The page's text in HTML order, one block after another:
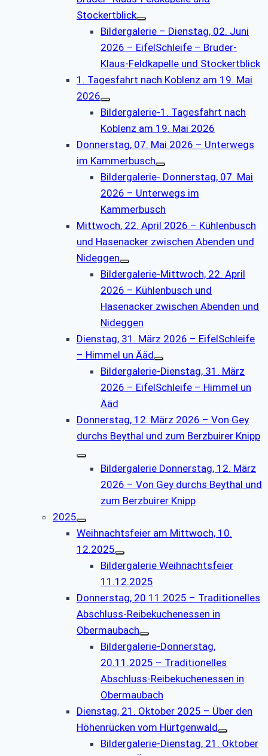
Stockertblick
Bildergalerie – Dienstag, 02. Juni
2026 – EifelSchleife – Bruder-
Klaus-Feldkapelle und Stockertblick
1. Tagesfahrt nach Koblenz am 19. Mai
2026
Bildergalerie-1. Tagesfahrt nach
Koblenz am 19. Mai 2026
Donnerstag, 07. Mai 2026 – Unterwegs
im Kammerbusch
Bildergalerie- Donnerstag, 07. Mai
2026 – Unterwegs im
Kammerbusch
Mittwoch, 22. April 2026 – Kühlenbusch
und Hasenacker zwischen Abenden und
Nideggen
Bildergalerie-Mittwoch, 22. April
2026 – Kühlenbusch und
Hasenacker zwischen Abenden und
Nideggen
Dienstag, 31. März 2026 – EifelSchleife
– Himmel un Ääd
Bildergalerie-Dienstag, 31. März
2026 – EifelSchleife – Himmel un
Ääd
Donnerstag, 12. März 2026 – Von Gey
durchs Beythal und zum Berzbuirer Knipp
Bildergalerie Donnerstag, 12. März
2026 – Von Gey durchs Beythal und
zum Berzbuirer Knipp
2025
Weihnachtsfeier am Mittwoch, 10.
12.2025
Bildergalerie Weihnachtsfeier
11.12.2025
Donnerstag, 20.11.2025 – Traditionelles
Abschluss-Reibekuchenessen in
Obermaubach
Bildergalerie-Donnerstag,
20.11.2025 – Traditionelles
Abschluss-Reibekuchenessen in
Obermaubach
Dienstag, 21. Oktober 2025 – Über den
Höhenrücken vom Hürtgenwald
Bildergalerie-Dienstag, 21. Oktober